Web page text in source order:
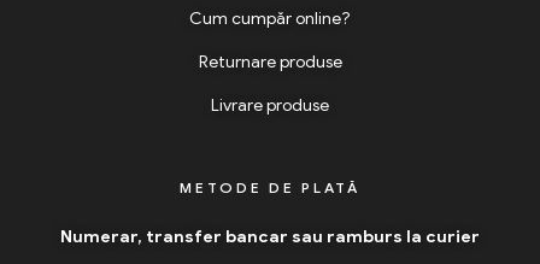
Cum cumpăr online?
Returnare produse
Livrare produse
METODE DE PLATĂ
Numerar, transfer bancar sau ramburs la curier